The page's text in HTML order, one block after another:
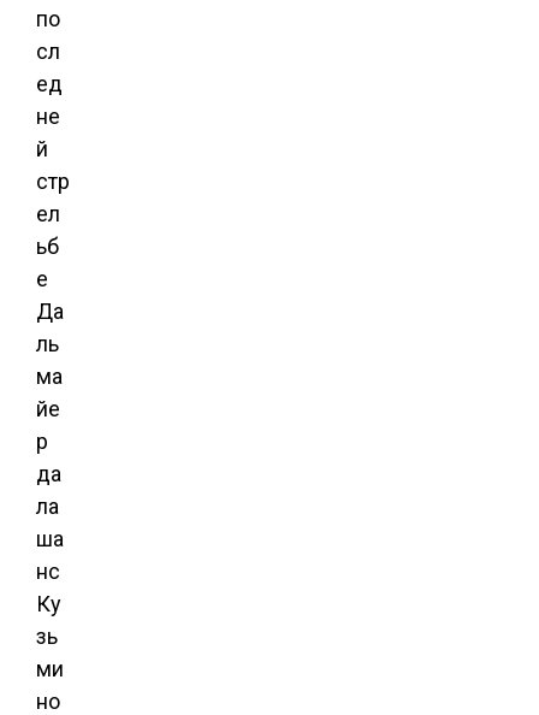
по
сл
ед
не
й
стр
ел
ьб
е
Да
ль
ма
йе
р
да
ла
ша
нс
Ку
зь
ми
но